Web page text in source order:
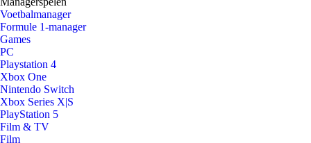
Voetbalmanager
Formule 1-manager
Games
PC
Playstation 4
Xbox One
Nintendo Switch
Xbox Series X|S
PlayStation 5
Film & TV
Film